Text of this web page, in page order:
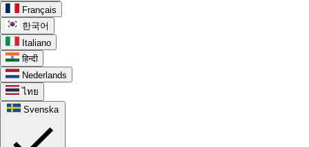
Français
한국어
Italiano
हिन्दी
Nederlands
ไทย
Svenska